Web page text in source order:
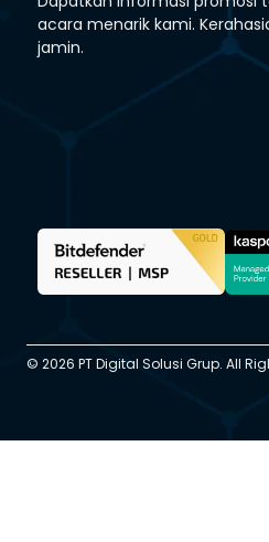
acara menarik kami.
jamin.
© 2026 PT Digital Solusi Grup. All